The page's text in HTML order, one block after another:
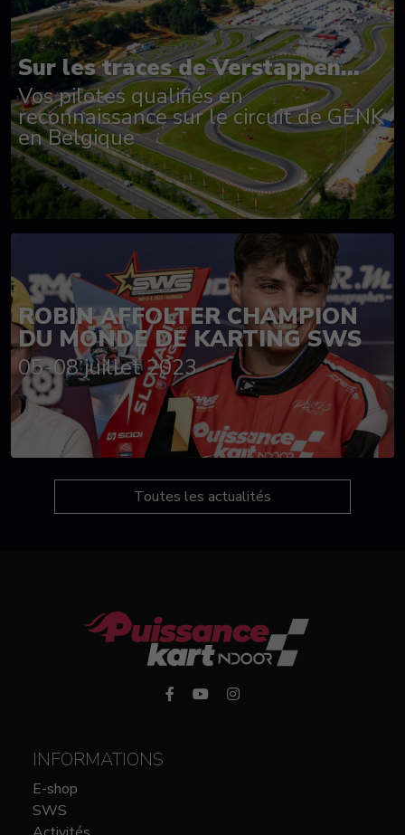
Sur les traces de Verstappen...
Vos pilotes qualifiés en
reconnaissance sur le circuit de GENK
en Belgique
ROBIN AFFOLTER CHAMPION
DU MONDE DE KARTING SWS
05-08 juillet 2023
Toutes les actualités
INFORMATIONS
E-shop
SWS